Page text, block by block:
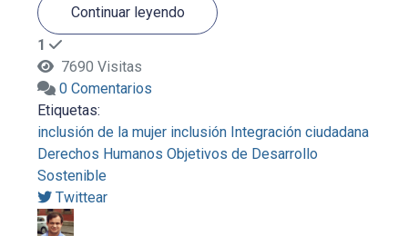
Continuar leyendo
1
7690 Visitas
0 Comentarios
Etiquetas:
inclusión de la mujer inclusión Integración ciudadana
Derechos Humanos Objetivos de Desarrollo
Sostenible
Twittear